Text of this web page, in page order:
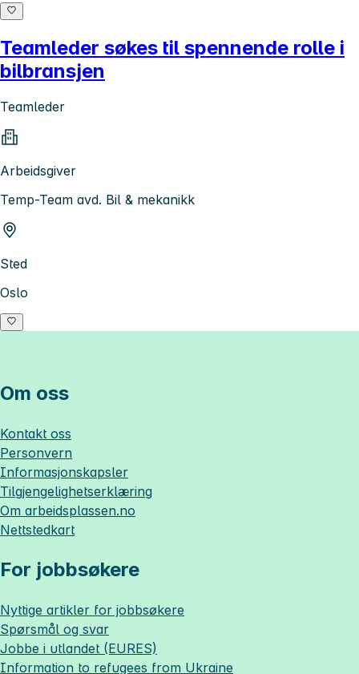
Teamleder søkes til spennende rolle i
bilbransjen
Teamleder
Arbeidsgiver
Temp-Team avd. Bil & mekanikk
Sted
Oslo
Om oss
Kontakt oss
Personvern
Informasjonskapsler
Tilgjengelighetserklæring
Om arbeidsplassen.no
Nettstedkart
For jobbsøkere
Nyttige artikler for jobbsøkere
Spørsmål og svar
Jobbe i utlandet (EURES)
Information to refugees from Ukraine